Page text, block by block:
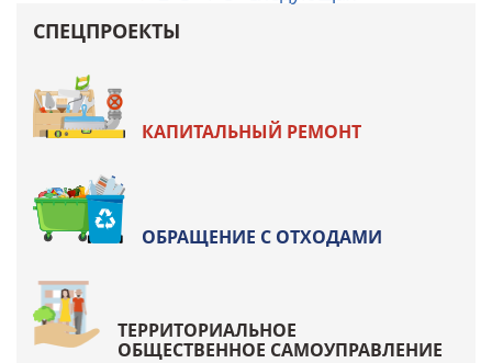
СПЕЦПРОЕКТЫ
КАПИТАЛЬНЫЙ РЕМОНТ
ОБРАЩЕНИЕ С ОТХОДАМИ
ТЕРРИТОРИАЛЬНОЕ
ОБЩЕСТВЕННОЕ САМОУПРАВЛЕНИЕ